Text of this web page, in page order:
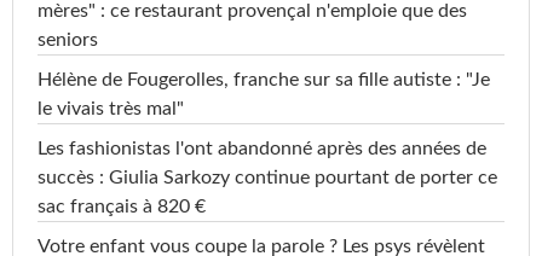
mères" : ce restaurant provençal n'emploie que des
seniors
Hélène de Fougerolles, franche sur sa fille autiste : "Je
le vivais très mal"
Les fashionistas l'ont abandonné après des années de
succès : Giulia Sarkozy continue pourtant de porter ce
sac français à 820 €
Votre enfant vous coupe la parole ? Les psys révèlent